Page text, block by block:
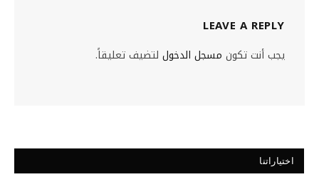
LEAVE A REPLY
يجب أنت تكون مسجل الدخول لتضيف تعليقاً.
اختياراتنا